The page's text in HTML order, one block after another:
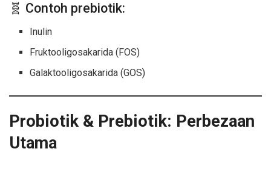
🧬 Contoh prebiotik:
Inulin
Fruktooligosakarida (FOS)
Galaktooligosakarida (GOS)
Probiotik & Prebiotik: Perbezaan
Utama